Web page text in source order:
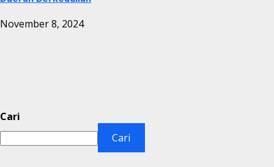
November 8, 2024
Cari
Cari